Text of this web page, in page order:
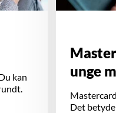
kan
unge
Det